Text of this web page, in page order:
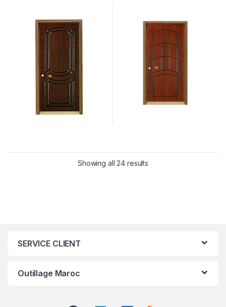
Showing all 24 results
SERVICE CLIENT
Outillage Maroc